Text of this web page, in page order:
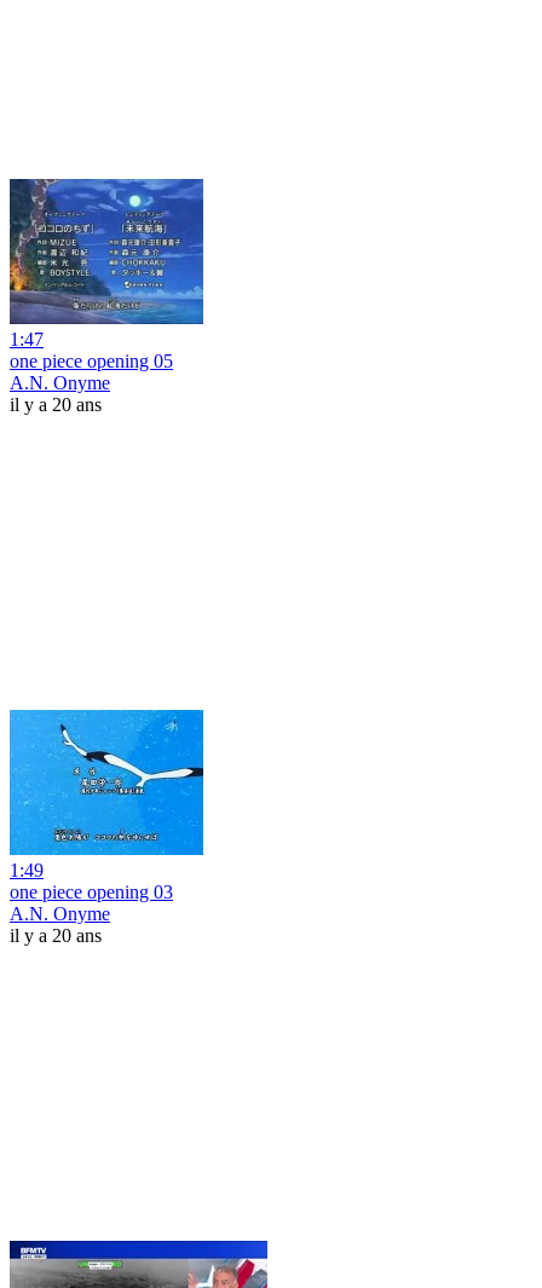
1:47
one piece opening 05
A.N. Onyme
il y a 20 ans
1:49
one piece opening 03
A.N. Onyme
il y a 20 ans